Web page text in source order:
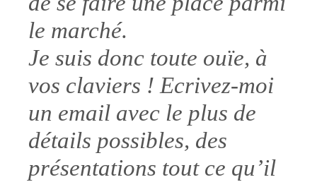
le marché.
Je suis donc toute ouïe, à
vos claviers ! Ecrivez-moi
un email avec le plus de
détails possibles, des
présentations tout ce qu’il